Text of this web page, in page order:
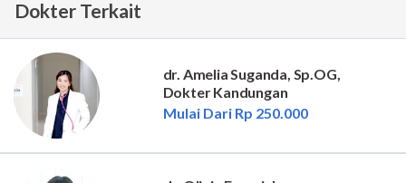
Dokter Terkait